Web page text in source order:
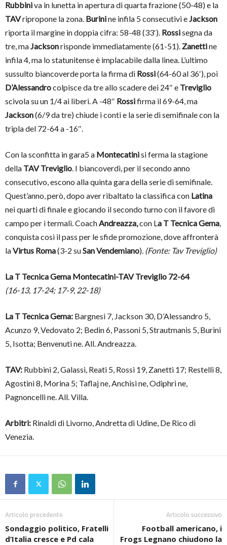
Rubbiniva in lunetta in apertura di quarta frazione (50-48) e la
TAVripropone la zona. Burinine infila 5 consecutivi eJackson
riporta il margine in doppia cifra: 58-48 (33′). Rossisegna da
tre, maJacksonrisponde immediatamente (61-51). Zanettine
infila 4, ma lo statunitense è implacabile dalla linea. L’ultimo
sussulto biancoverde porta la firma di Rossi(64-60 al 36′), poi
D’Alessandrocolpisce da tre allo scadere dei 24″ e Treviglio
scivola su un 1/4 ai liberi. A -48″ Rossifirma il 69-64, ma
Jackson(6/9 da tre) chiude i conti e la serie di semifinale con la
tripla del 72-64 a -16″.
Con la sconfitta in gara5 a Montecatinisi ferma la stagione
della TAV Treviglio. I biancoverdi, per il secondo anno
consecutivo, escono alla quinta gara della serie di semifinale.
Quest’anno, però, dopo aver ribaltato la classifica con Latina
nei quarti di finale e giocando il secondo turno con il favore di
campo per i termali. CoachAndreazza,con La T Tecnica Gema,
conquista così il pass per le sfide promozione, dove affronterà
laVirtus Roma(3-2 suSan Vendemiano). (Fonte: Tav Treviglio)
La T Tecnica Gema Montecatini-TAV Treviglio 72-64
(16-13, 17-24; 17-9, 22-18)
La T Tecnica Gema: Bargnesi 7, Jackson 30, D’Alessandro 5,
Acunzo 9, Vedovato 2; Bedin 6, Passoni 5, Strautmanis 5, Burini
5, Isotta; Benvenuti ne. All. Andreazza.
TAV: Rubbini 2, Galassi, Reati 5, Rossi 19, Zanetti 17; Restelli 8,
Agostini 8, Morina 5; Taflaj ne, Anchisi ne, Odiphri ne,
Pagnoncelli ne. All. Villa.
Arbitri: Rinaldi di Livorno, Andretta di Udine, De Rico di
Venezia.
Articolo precedente
Sondaggio politico, Fratelli
d’Italia cresce e Pd cala
Articolo successivo
Football americano, i
Frogs Legnano chiudono la